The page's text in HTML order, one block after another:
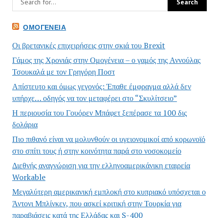
ΟΜΟΓΈΝΕΙΑ
Οι βρετανικές επιχειρήσεις στην σκιά του Brexit
Γάμος της Χρονιάς στην Ομογένεια – ο γαμός της Αννούλας
Τσουκαλά με τον Γρηγόρη Ποστ
Απίστευτο και όμως γεγονός: Έπαθε έμφραγμα αλλά δεν
υπήρχε… οδηγός να τον μεταφέρει στο “Σκυλίτσειο”
Η περιουσία του Γουόρεν Μπάφετ ξεπέρασε τα 100 δις
δολάρια
Πιο πιθανό είναι να μολυνθούν οι υγειονομικοί από κορωνοϊό
στο σπίτι τους ή στην κοινότητα παρά στο νοσοκομείο
Διεθνής αναγνώριση για την ελληνοαμερικάνικη εταιρεία
Workable
Μεγαλύτερη αμερικανική εμπλοκή στο κυπριακό υπόσχεται ο
Άντονι Μπλίνκεν, που ασκεί κριτική στην Τουρκία για
παραβιάσεις κατά της Ελλάδας και S-400